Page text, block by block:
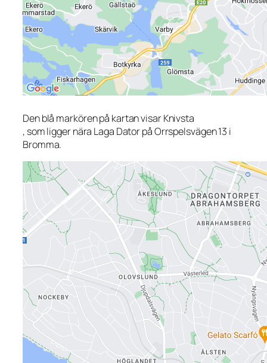
Den blå markören på kartan visar Knivsta
, som ligger nära Laga Dator på Orrspelsvägen 13 i
Bromma.